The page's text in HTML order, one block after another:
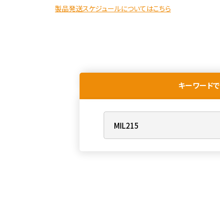
製品発送スケジュールについてはこちら
キーワード